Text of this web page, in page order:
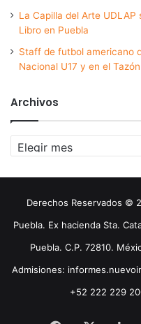
La Capilla del Arte
Libro en Puebla
Staff de futbol americano
Nacional U17 y en el
Archivos
Archivos
Derechos Reservados ©
Puebla. Ex hacienda Sta.
Puebla. C.P. 72810.
Admisiones:
+52 222 229